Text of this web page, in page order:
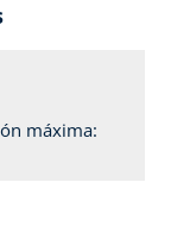
máxima: